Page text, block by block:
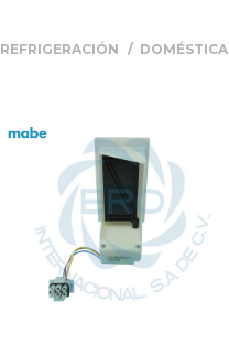
REFRIGERACIÓN DOMÉSTICA